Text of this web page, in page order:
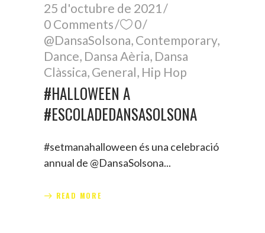
25 d'octubre de 2021
0 Comments
0
@DansaSolsona, Contemporary,
Dance, Dansa Aèria, Dansa
Clàssica, General, Hip Hop
#HALLOWEEN A
#ESCOLADEDANSASOLSONA
#setmanahalloween és una celebració
annual de @DansaSolsona
READ MORE